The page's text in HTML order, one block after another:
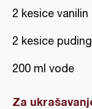
2 kesice vanilin
2 kesice
200 ml vode
Za